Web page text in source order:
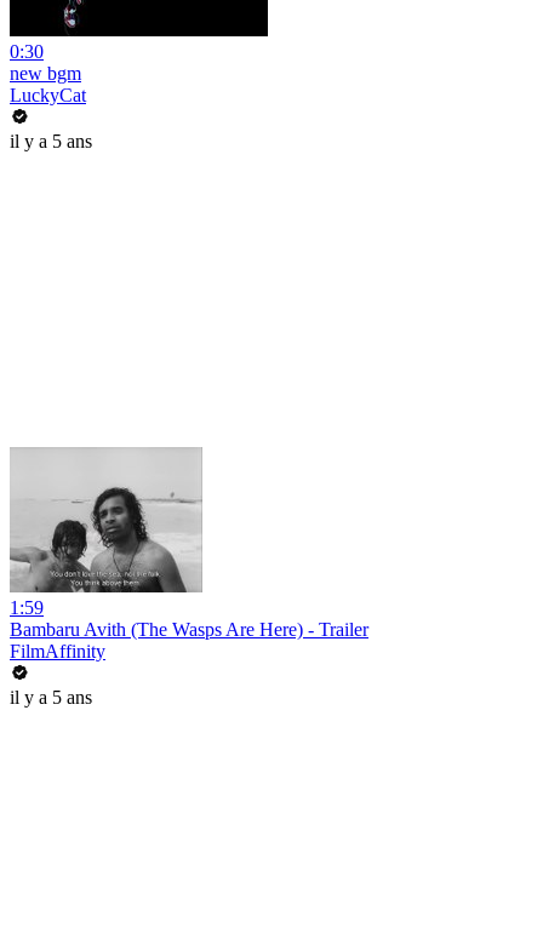
0:30
new bgm
LuckyCat
il y a 5 ans
1:59
Bambaru Avith (The Wasps Are Here) - Trailer
FilmAffinity
il y a 5 ans